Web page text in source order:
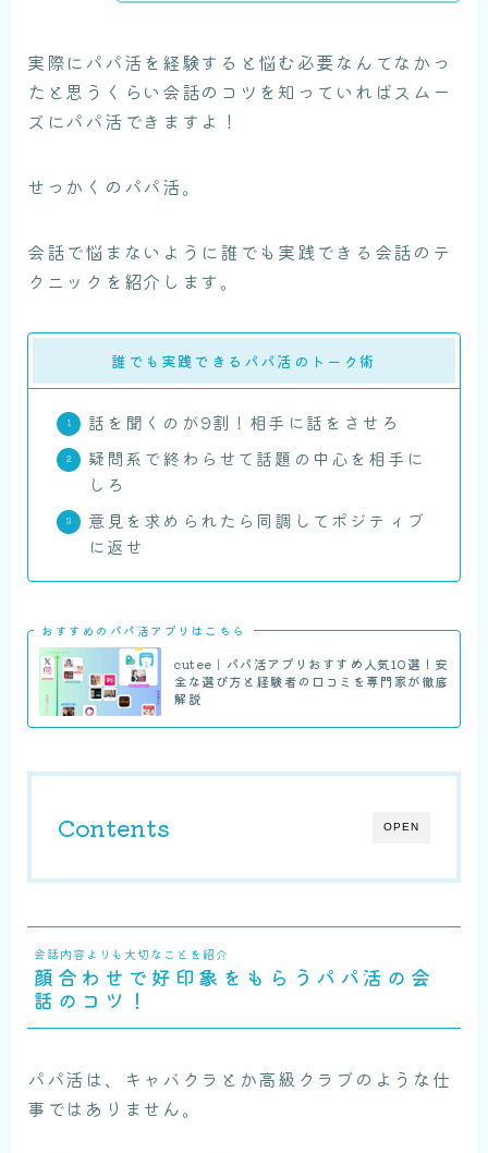
実際にパパ活を経験すると悩む必要なんてなかっ
たと思うくらい会話のコツを知っていればスムー
ズにパパ活できますよ！
せっかくのパパ活。
会話で悩まないように誰でも実践できる会話のテ
クニックを紹介します。
誰でも実践できるパパ活のトーク術
話を聞くのが9割！相手に話をさせろ
疑問系で終わらせて話題の中心を相手に
しろ
意見を求められたら同調してポジティブ
に返せ
おすすめのパパ活アプリはこちら
cutee｜パパ活アプリおすすめ人気10選！安
全な選び方と経験者の口コミを専門家が徹底
解説
OPEN
Contents
会話内容よりも大切なことを紹介
顔合わせで好印象をもらうパパ活の会
話のコツ！
パパ活は、キャバクラとか高級クラブのような仕
事ではありません。